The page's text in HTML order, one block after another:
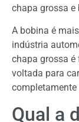
chapa grossa e
A bobina é
indústria
chapa grossa é
voltada para
completamente
Qual a